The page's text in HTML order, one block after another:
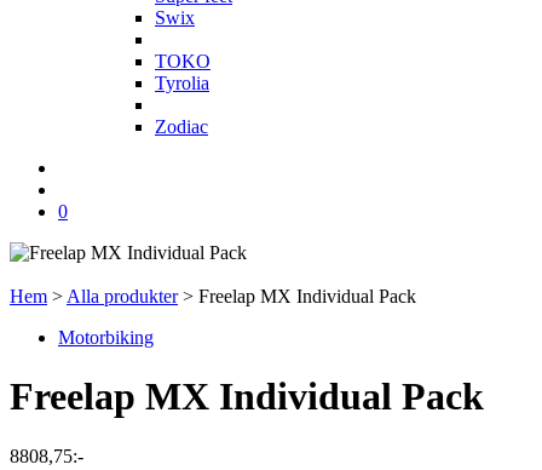
Swix
TOKO
Tyrolia
Zodiac
0
Hem > Alla produkter> Freelap MX Individual Pack
Motorbiking
Freelap MX Individual Pack
8808,75:-